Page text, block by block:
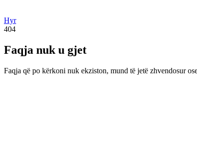
Hyr
404
Faqja nuk u gjet
Faqja që po kërkoni nuk ekziston, mund të jetë zhvendosur